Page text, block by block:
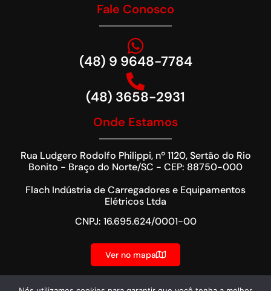
Fale Conosco
(48) 9 9648-7784
(48) 3658-2931
Onde Estamos
Rua Ludgero Rodolfo Philippi, nº 1120, Sertão do Rio
Bonito - Braço do Norte/SC - CEP: 88750-000
Flach Indústria de Carregadores e Equipamentos
Elétricos Ltda
CNPJ: 16.695.624/0001-00
Ver no mapa